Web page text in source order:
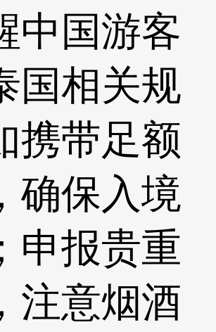
中国游客
国相关规
携带足额
确保入境
申报贵重
注意烟酒